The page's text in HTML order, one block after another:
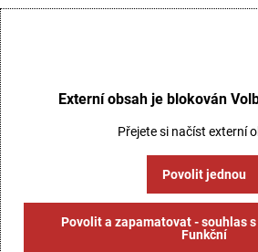
Externí obsah je blokován
Přejete si načíst externí
Povolit jednou
Povolit a zapamatovat - souhlas
Funkční